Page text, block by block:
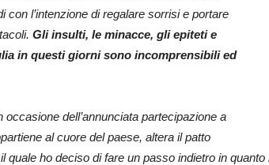
l’intenzione di regalare sorrisi e portare
Gli insulti, le minacce, gli epiteti e
in questi giorni sono incomprensibili ed
dell’annunciata partecipazione a
al cuore del paese, altera il patto
quale ho deciso di fare un passo indietro in quanto